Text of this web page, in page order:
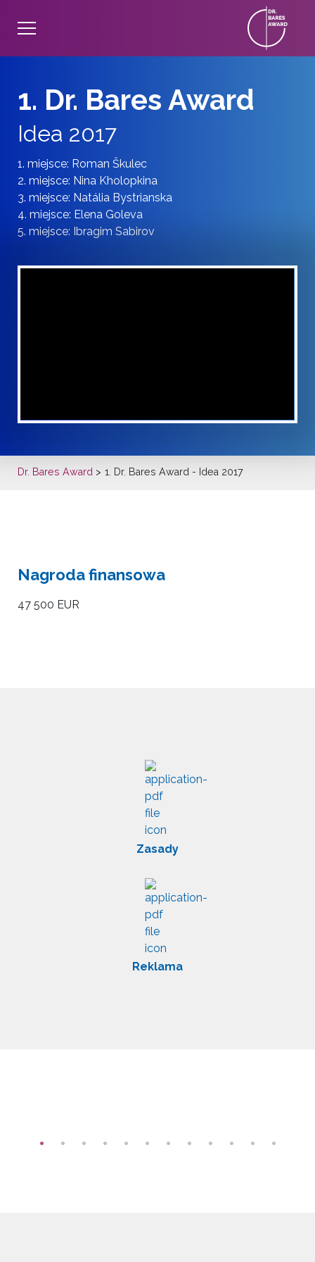
1. Dr. Bares Award
Idea 2017
1. miejsce: Roman Škulec
2. miejsce: Nina Kholopkina
3. miejsce: Natália Bystrianska
4. miejsce: Elena Goleva
5. miejsce: Ibragim Sabirov
Dr. Bares Award 1. Dr. Bares Award- Idea 2017
Nagroda finansowa
47 500 EUR
Zasady
Reklama